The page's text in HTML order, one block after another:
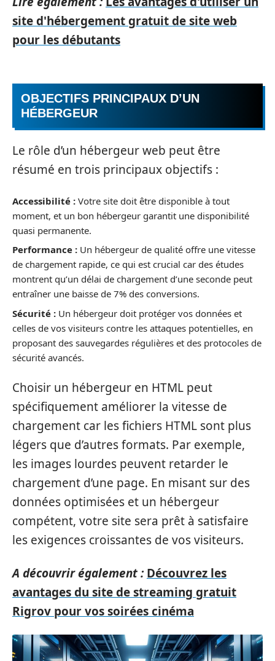
site d'hébergement gratuit de site web
pour les débutants
OBJECTIFS PRINCIPAUX D’UN
HÉBERGEUR
Le rôle d’un hébergeur web peut être
résumé en trois principaux objectifs :
Accessibilité : Votre site doit être disponible à tout
moment, et un bon hébergeur garantit une disponibilité
quasi permanente.
Performance : Un hébergeur de qualité offre une vitesse
de chargement rapide, ce qui est crucial car des études
montrent qu’un délai de chargement d’une seconde peut
entraîner une baisse de 7% des conversions.
Sécurité : Un hébergeur doit protéger vos données et
celles de vos visiteurs contre les attaques potentielles, en
proposant des sauvegardes régulières et des protocoles de
sécurité avancés.
Choisir un hébergeur en HTML peut
spécifiquement améliorer la vitesse de
chargement car les fichiers HTML sont plus
légers que d’autres formats. Par exemple,
les images lourdes peuvent retarder le
chargement d’une page. En misant sur des
données optimisées et un hébergeur
compétent, votre site sera prêt à satisfaire
les exigences croissantes de vos visiteurs.
A découvrir également : Découvrez les
avantages du site de streaming gratuit
Rigrov pour vos soirées cinéma